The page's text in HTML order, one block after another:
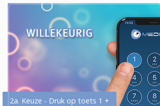
2a. Keuze - Druk op toets 1 +